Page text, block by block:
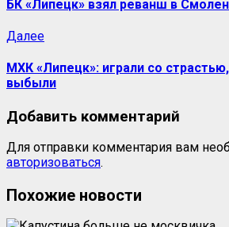
БК «Липецк» взял реванш в
ДалееСледующая
МХК «Липецк»: играли со
выбыли
Добавить комментарий
Для отправки комментария вам
авторизоваться.
Похожие новости